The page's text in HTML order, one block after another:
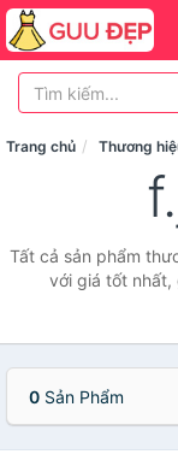
Trang chủ Thương
Tất cả sản phẩm
với giá tốt nhất,
0 Sản Phẩm